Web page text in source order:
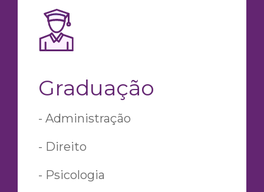
Graduação
- Administração
- Direito
- Psicologia